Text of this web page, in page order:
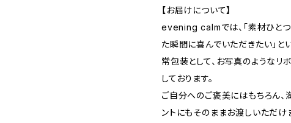
【お届けについて】
evening calmでは、「素材ひとつ
た瞬間に喜んでいただきたい」と
常包装として、お写真のような
しております。
ご自分へのご褒美にはもちろん、
ントにもそのままお渡しいただけ